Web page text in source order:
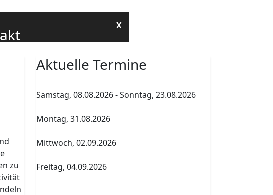
X
der Schule
zu
Aktuelle Termine
Samstag, 08.08.2026-Sonntag, 23.08.2026
Montag, 31.08.2026
Mittwoch, 02.09.2026
Freitag, 04.09.2026